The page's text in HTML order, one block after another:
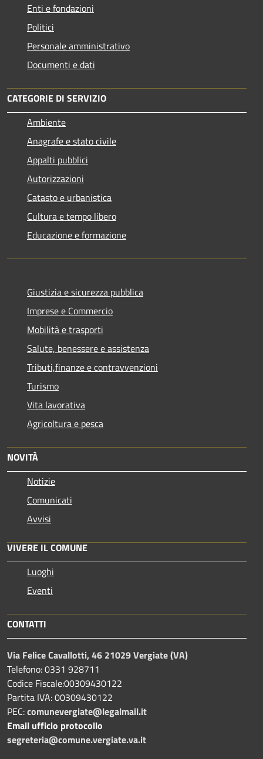
Enti e fondazioni
Politici
Personale amministrativo
Documenti e dati
CATEGORIE DI SERVIZIO
Ambiente
Anagrafe e stato civile
Appalti pubblici
Autorizzazioni
Catasto e urbanistica
Cultura e tempo libero
Educazione e formazione
Giustizia e sicurezza pubblica
Imprese e Commercio
Mobilità e trasporti
Salute, benessere e assistenza
Tributi,finanze e contravvenzioni
Turismo
Vita lavorativa
Agricoltura e pesca
NOVITÀ
Notizie
Comunicati
Avvisi
VIVERE IL COMUNE
Luoghi
Eventi
CONTATTI
Via Felice Cavallotti, 46 21029 Vergiate (VA)
Telefono: 0331 928711
Codice Fiscale:00309430122
Partita IVA: 00309430122
PEC:comunevergiate@legalmail.it
Email ufficio protocollo
segreteria@comune.vergiate.va.it